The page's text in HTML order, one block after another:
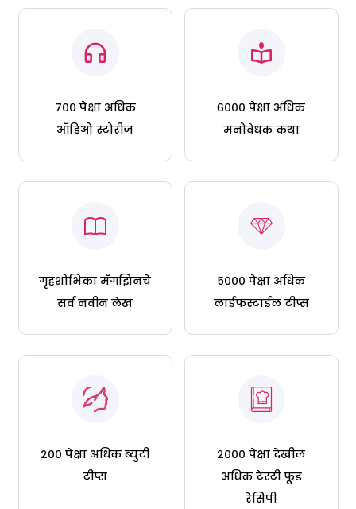
७०० पेक्षा अधिक
ऑडिओ स्टोरीज
६००० पेक्षा अधिक
मनोवेधक कथा
गृहशोभिका मॅगझिनचे
सर्व नवीन लेख
५००० पेक्षा अधिक
लाईफस्टाईल टीप्स
२०० पेक्षा अधिक ब्युटी
टीप्स
२००० पेक्षा देखील
अधिक टेस्टी फूड
रेसिपी